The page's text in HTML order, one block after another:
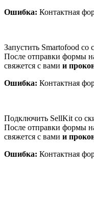
Ошибка: Контактная
Запустить Smartofood со
После отправки формы
свяжется с вами и
Ошибка: Контактная
Подключить SellKit со
После отправки формы
свяжется с вами и
Ошибка: Контактная